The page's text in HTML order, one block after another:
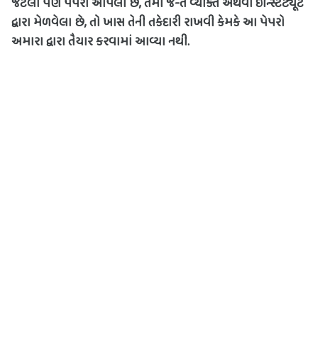
દ્વારા મેળવેલા છે, તો ખાસ તેની તકેદારી રાખવી કેમકે આ પેપરો
અમારા દ્વારા તૈયાર કરવામાં આવ્યા નથી.